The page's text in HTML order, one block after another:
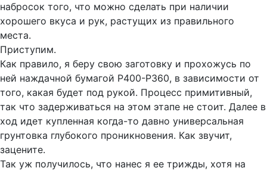
набросок того, что можно сделать при наличии
хорошего вкуса и рук, растущих из правильного
места.
Приступим.
Как правило, я беру свою заготовку и прохожусь по
ней наждачной бумагой P400-P360, в зависимости от
того, какая будет под рукой. Процесс примитивный,
так что задерживаться на этом этапе не стоит. Далее в
ход идет купленная когда-то давно универсальная
грунтовка глубокого проникновения. Как звучит,
зацените.
Так уж получилось, что нанес я ее трижды, хотя на